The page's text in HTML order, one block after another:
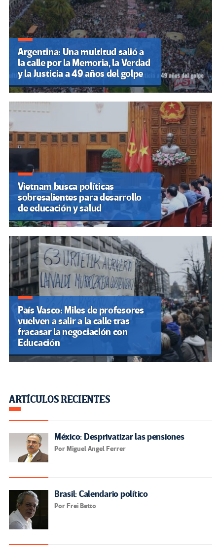
Argentina: Una multitud salió a
la calle por la Memoria, la Verdad
y la Justicia a 49 años del golpe
Vietnam busca políticas
sobresalientes para desarrollo
de educación y salud
País Vasco: Miles de profesores
vuelven a salir a la calle tras
fracasar la negociación con
Educación
ARTÍCULOS RECIENTES
México: Desprivatizar las pensiones
Por Miguel Angel Ferrer
Brasil: Calendario político
Por Frei Betto